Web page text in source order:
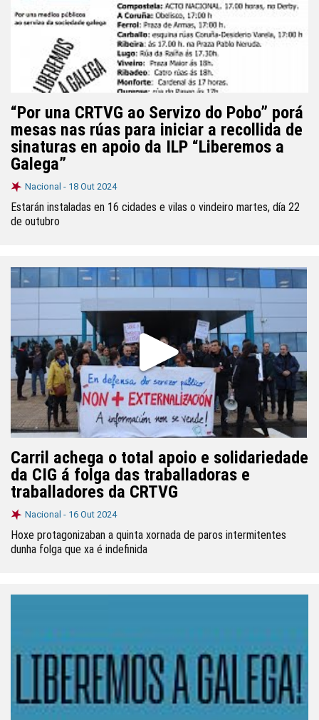
“Por una CRTVG ao Servizo do Pobo” porá
mesas nas rúas para iniciar a recollida de
sinaturas en apoio da ILP “Liberemos a
Galega”
Nacional - 18 Out 2024
Estarán instaladas en 16 cidades e vilas o vindeiro martes, día 22
de outubro
Carril achega o total apoio e solidariedade
da CIG á folga das traballadoras e
traballadores da CRTVG
Nacional - 16 Out 2024
Hoxe protagonizaban a quinta xornada de paros intermitentes
dunha folga que xa é indefinida